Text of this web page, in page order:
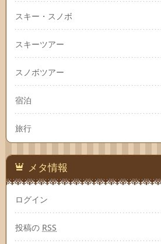
スキー・スノボ
スキーツアー
スノボツアー
宿泊
旅行
メタ情報
ログイン
投稿の RSS